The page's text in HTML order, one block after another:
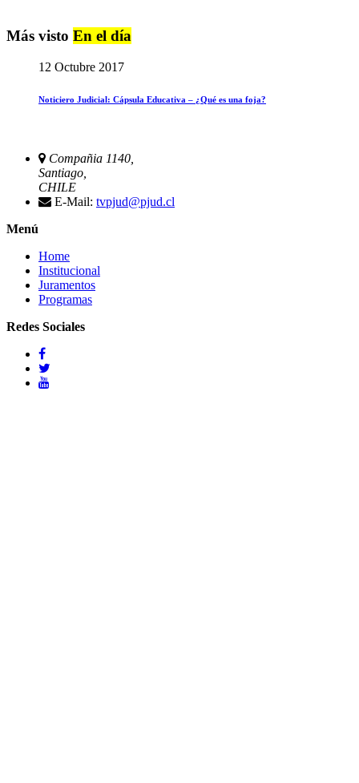
Más visto En el día
12 Octubre 2017
Noticiero Judicial: Cápsula Educativa – ¿Qué es una foja?
Compañia 1140,
Santiago,
CHILE
E-Mail: tvpjud@pjud.cl
Menú
Home
Institucional
Juramentos
Programas
Redes Sociales